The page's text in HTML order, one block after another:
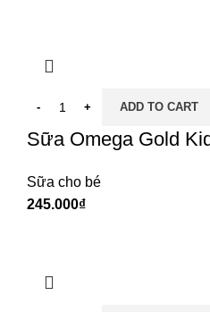
ADD TO CART
Sữa Omega Gold
Sữa cho bé
₫